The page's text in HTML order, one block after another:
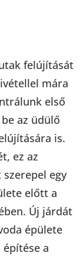
felújítását
mára
első
az üdülő
is.
ez az
egy
előtt a
Új járdát
épülete
építése a